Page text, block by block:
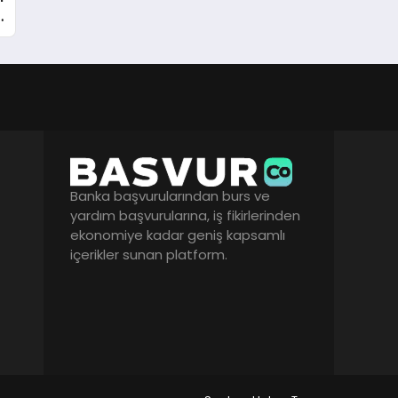
Banka başvurularından burs ve
yardım başvurularına, iş fikirlerinden
ekonomiye kadar geniş kapsamlı
içerikler sunan platform.